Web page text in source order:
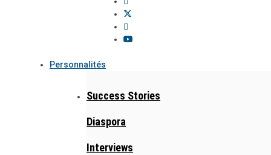
Personnalités
Success Stories
Diaspora
Interviews